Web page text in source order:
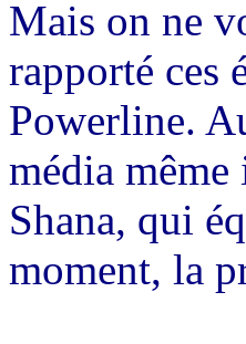
Mais on ne
rapporté ces
Powerline.
média même
Shana, qui
moment, la